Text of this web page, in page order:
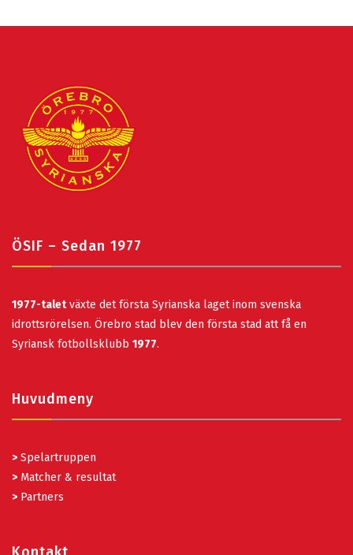
ÖSIF – Sedan 1977
1977-taletväxte det första Syrianska laget inom svenska
idrottsrörelsen. Örebro stad blev den första stad att få en
Syriansk fotbollsklubb 1977.
Huvudmeny
> Spelartruppen
> Matcher & resultat
> Partners
Kontakt